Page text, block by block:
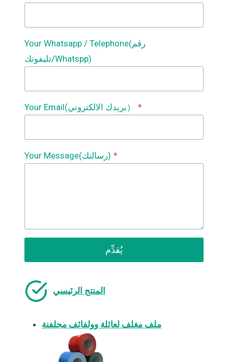
Your Whatsapp / Telephone(رقم
تليفونك/Whatspp)
Your Email(بريدك الالكتروني） *
Your Message(رسالتك) *
يُقدِّم
المنتج الرئيسي
ملف مغلف لعائلة وولفائف مجلفنة